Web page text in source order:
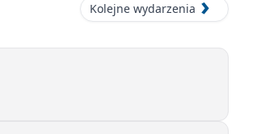
Kolejne wydarzenia